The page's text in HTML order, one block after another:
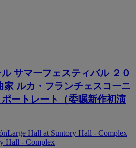
サマーフェスティバル ２０
家 ルカ・フランチェスコーニ
ートレート（委嘱新作初演
Large Hall at Suntory Hall - Complex
Hall - Complex